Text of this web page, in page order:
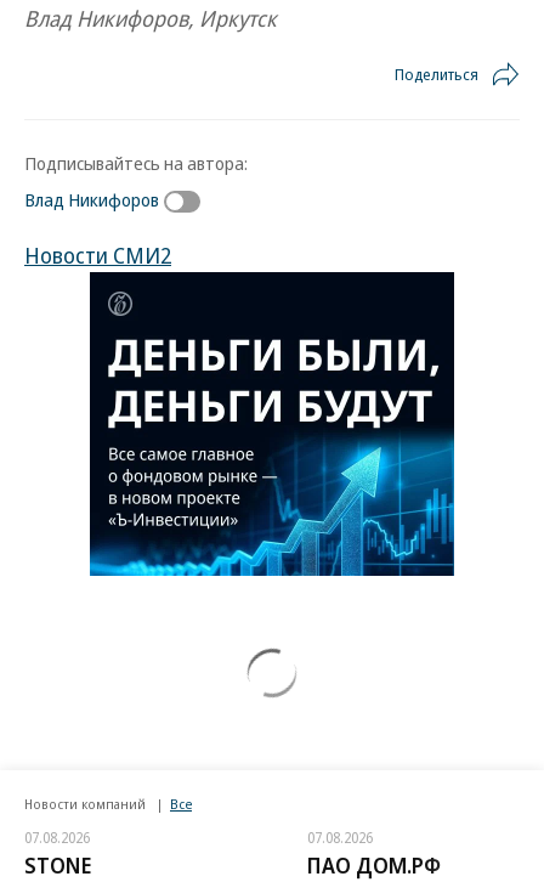
Влад Никифоров, Иркутск
Поделиться
Подписывайтесь на автора:
Влад Никифоров
Новости СМИ2
Новости компаний Все
07.08.2026
STONE
07.08.2026
ПАО ДОМ.РФ